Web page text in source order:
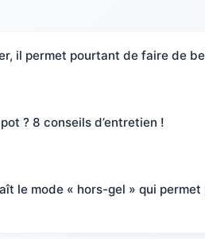
il permet pourtant de faire de
? 8 conseils d’entretien !
le mode « hors-gel » qui